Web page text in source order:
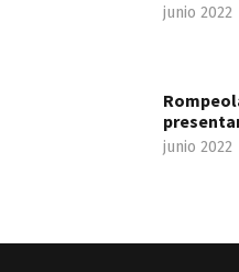
junio 2022
junio 2022